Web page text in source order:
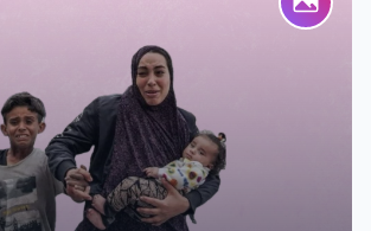
الحملة على إنتاج محتوى إعلامي متنوع
اللاجئين، ويبرز تداعيات تقليص خدمات
رسائل توعوية من المؤثرين والسياسيين
اللاجئين تمس الكل الفلسطيني.